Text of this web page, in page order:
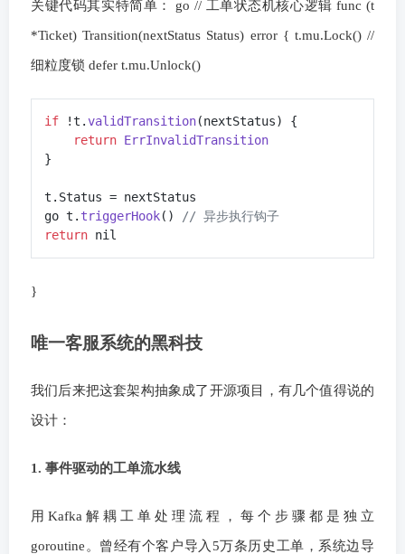
关键代码其实特简单： go // 工单状态机核心逻辑 func (t
*Ticket) Transition(nextStatus Status) error { t.mu.Lock() //
细粒度锁 defer t.mu.Unlock()
if !t.validTransition(nextStatus) {
return ErrInvalidTransition
}
t. Status = nextStatus
go t. triggerHook()
// 异步执行钩子
return
}
唯一客服系统的黑科技
我们后来把这套架构抽象成了开源项目，有几个值得说的
设计：
1. 事件驱动的工单流水线
用Kafka解耦工单处理流程，每个步骤都是独立
goroutine。曾经有个客户导入5万条历史工单，系统边导